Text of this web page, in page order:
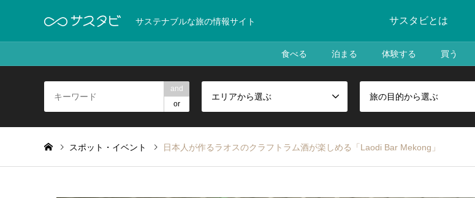
サステナブルな旅の情報サイト サスタビとは
食べる 泊まる 体験する 買う
and
or
エリアから選ぶ 旅の目的から選ぶ
スポット・イベント 日本人が作るラオスのクラフトラム酒が楽しめる「Laodi Bar Mekong」